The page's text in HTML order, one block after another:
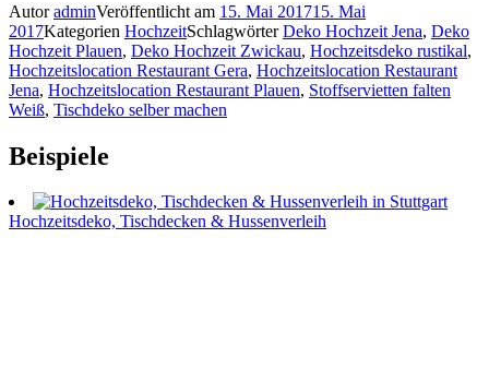
AutoradminVeröffentlicht am 15. Mai 201715. Mai
2017Kategorien HochzeitSchlagwörterDeko Hochzeit Jena, Deko
Hochzeit Plauen, Deko Hochzeit Zwickau, Hochzeitsdeko rustikal,
Hochzeitslocation Restaurant Gera, Hochzeitslocation Restaurant
Jena, Hochzeitslocation Restaurant Plauen, Stoffservietten falten
Weiß, Tischdeko selber machen
Beispiele
Hochzeitsdeko, Tischdecken & Hussenverleih